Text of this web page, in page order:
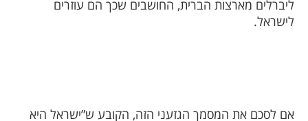
ליברלים מארצות הברית, החושבים שכך הם עוזרים
לישראל.
אם לסכם את המסמך הגזעני הזה, הקובע ש”ישראל היא